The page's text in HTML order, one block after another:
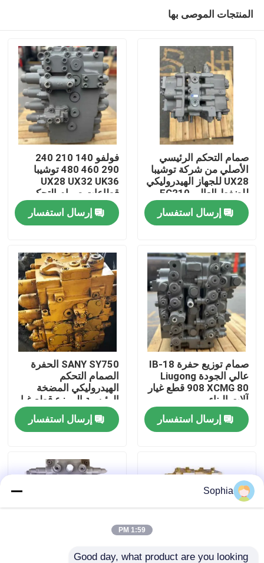
المنزل
المنتجات
فيديوهات
حولنا
جولة في المصنع
مراقبة الجودة
أخبار
الحفارات الغيار
المنتجات الموصى بها
صمام التحكم الرئيسي
الأصلي من شركة توشيبا
UX28 للجهاز الهيدروليكي
للضغط العالي EC210
إرسال استفسار
فولفو 140 210 240
290 460 480 توشيبا
UX28 UX32 UK36
قطاعات صمام التحكم
الرئيسي للحفر
إرسال استفسار
صمام توزيع حفرة IB-18
عالي الجودة Liugong
908 XCMG 80 قطع غيار
آلات البناء
إرسال استفسار
SANY SY750 الحفرة
الصمام التحكم
الهيدروليكي المضخة
الرئيسية الموزع قطع غيار
إرسال استفسار
Sophia
1:59 PM
Good day, what product are you looking